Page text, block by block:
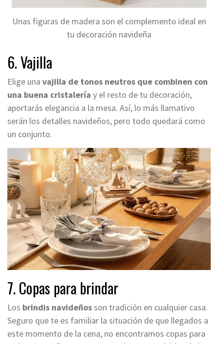
Unas figuras de madera son el complemento ideal en
tu decoración navideña
6. Vajilla
Elige una vajilla de tonos neutros que combinen con
una buena cristalería y el resto de tu decoración,
aportarás elegancia a la mesa. Así, lo más llamativo
serán los detalles navideños, pero todo quedará como
un conjunto.
7. Copas para brindar
Los brindis navideñosson tradición en cualquier casa.
Seguro que te es familiar la situación de que llegados a
este momento de la cena, no encontramos copas para